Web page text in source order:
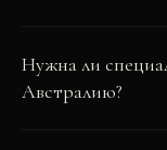
Нужна ли
Австралию?